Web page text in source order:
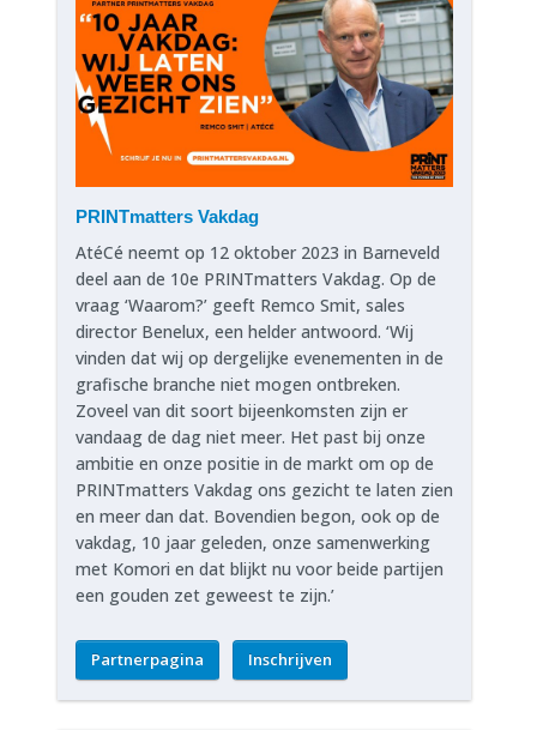
PRINTmatters Vakdag
AtéCé neemt op 12 oktober 2023 in Barneveld
deel aan de 10e PRINTmatters Vakdag. Op de
vraag ‘Waarom?’ geeft Remco Smit, sales
director Benelux, een helder antwoord. ‘Wij
vinden dat wij op dergelijke evenementen in de
grafische branche niet mogen ontbreken.
Zoveel van dit soort bijeenkomsten zijn er
vandaag de dag niet meer. Het past bij onze
ambitie en onze positie in de markt om op de
PRINTmatters Vakdag ons gezicht te laten zien
en meer dan dat. Bovendien begon, ook op de
vakdag, 10 jaar geleden, onze samenwerking
met Komori en dat blijkt nu voor beide partijen
een gouden zet geweest te zijn.’
Partnerpagina Inschrijven